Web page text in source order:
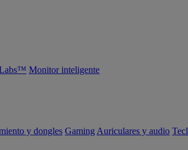
Monitor inteligente
y dongles Gaming Auriculares y audio